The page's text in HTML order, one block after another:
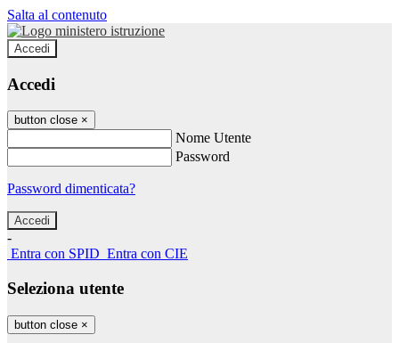
Salta al contenuto
Accedi
Accedi
button close ×
Nome Utente
Password
Password dimenticata?
-
Entra con SPID Entra con CIE
Seleziona utente
button close ×